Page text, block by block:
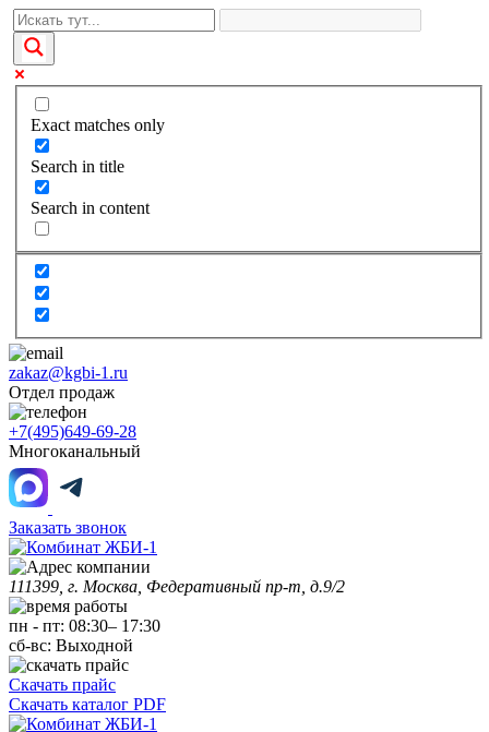
Exact matches only
Search in title
Search in content
zakaz@kgbi-1.ru
Отдел продаж
+7(495)649-69-28
Многоканальный
Заказать звонок
111399, г. Москва, Федеративный пр-т, д.9/2
пн - пт: 08:30– 17:30
сб-вс: Выходной
Скачать прайс
Скачать каталог PDF